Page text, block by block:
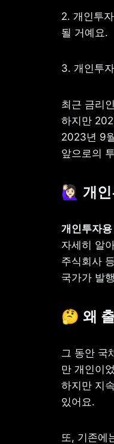
2. 개인투
될 거예요.
3. 개인투
최근 금리
하지만
2023년 9
앞으로의
🙋🏻‍♀️ 개
자세히 알
주식회사
국가가 발
🤔 왜
그 동안 국
만 개인이
하지만 지
있어요.
또, 기존에